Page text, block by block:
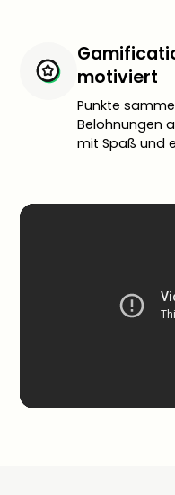
motiviert
Punkte
Belohnungen
mit Spaß und